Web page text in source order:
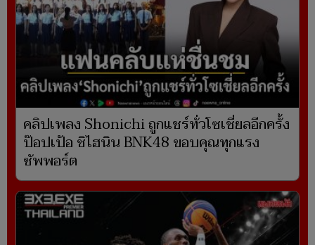
คลิปเพลง Shonichi ถูกแชร์ทั่วโซเชี่ยลอีกครั้ง
ป๊อปเป้อ ชิไฮนิน BNK48 ขอบคุณทุกแรง
ซัพพอร์ต